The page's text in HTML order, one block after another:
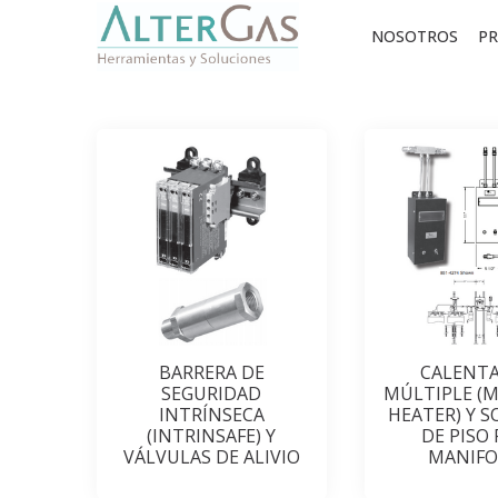
NOSOTROS
BARRERA DE
SEGURIDAD
INTRÍNSECA
(INTRINSAFE) Y
VÁLVULAS DE ALIVIO
MÚLTIPLE
HEATER) Y
DE PISO